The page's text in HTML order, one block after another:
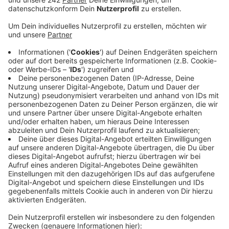
Agentur für Arbeit hervor.
Veröffentlicht:Montag, 02.09.2024 06:01
Anzeige
Ende August waren noch fast 1600 junge Menschen
auf der Suche nach einer Ausbildungsstelle. Rund 10
Prozent mehr als im Vorjahresmonat. Der
Gewerkschaftsbund NRW fordert zum Start des
neuen Ausbildungsjahres, dass die Unternehmen noch
mehr Ausbildungsstellen schaffen und zwar in
den Bereichen und Regionen, wo die Stellen fehlen. Bei
Ford in Köln zum Beispiel starten dieses Mal 154
Auszubildende. Sie konnten zwischen acht
verschiedenen Ausbildungsberufen sowie drei dualen
Studiengängen wählen.